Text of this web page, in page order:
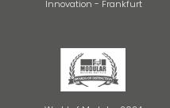
Innovation - Frankfurt